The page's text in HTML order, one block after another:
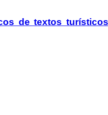
de textos